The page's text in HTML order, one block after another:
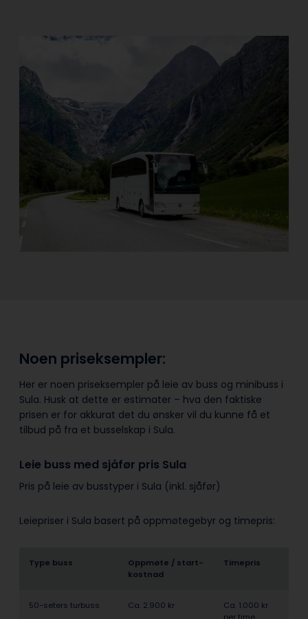
Noen priseksempler:
Her er noen priseksempler på leie av buss og minibuss i
Sula. Husk at dette er estimater – hva den faktiske
prisen er for akkurat det du ønsker vil du kunne få et
tilbud på fra et busselskap i Sula.
Leie buss med sjåfør pris Sula
Pris på leie av busstyper i Sula (inkl. sjåfør)
Leiepriser i Sula basert på oppmøtegebyr og timepris:
Type buss
Oppmøte / start­
kostnad
Timepris
50-seters turbuss Ca. 2.900 kr
Ca. 1.000 kr